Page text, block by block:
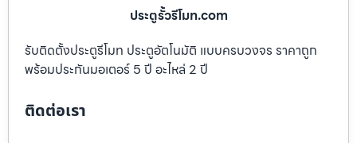
ประตูรั้วรีโมท.com
รับติดตั้งประตูรีโมท ประตูอัตโนมัติ แบบครบวงจร ราคาถูก
พร้อมประกันมอเตอร์ 5 ปี อะไหล่ 2 ปี
ติดต่อเรา